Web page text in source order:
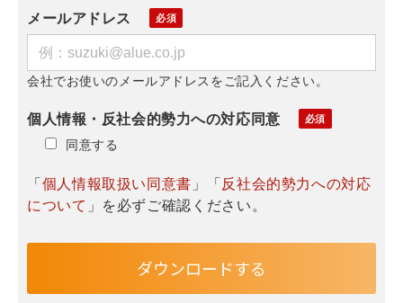
メールアドレス
会社でお使いのメールアドレスをご記入ください。
個人情報・反社会的勢力への対応同意
同意する
「個人情報取扱い同意書 」「反社会的勢力への対応
について 」を必ずご確認ください。